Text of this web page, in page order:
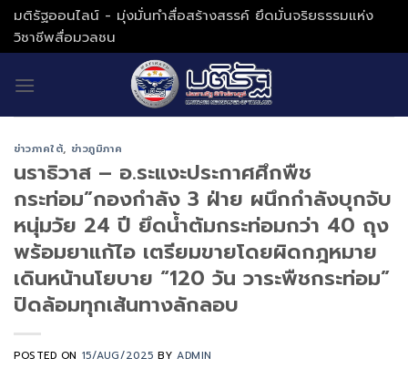
Skip
to
content
มติรัฐออนไลน์ - มุ่งมั่นทำสื่อสร้างสรรค์ ยึดมั่นจริยธรรมแห่ง
วิชาชีพสื่อมวลชน
ข่าวภาคใต้, ข่าวภูมิภาค
นราธิวาส – อ.ระแงะประกาศศึกพืช
กระท่อม”กองกำลัง 3 ฝ่าย ผนึกกำลังบุกจับ
หนุ่มวัย 24 ปี ยึดน้ำต้มกระท่อมกว่า 40 ถุง
พร้อมยาแก้ไอ เตรียมขายโดยผิดกฎหมาย
เดินหน้านโยบาย “120 วัน วาระพืชกระท่อม”
ปิดล้อมทุกเส้นทางลักลอบ
POSTED ON 15/AUG/2025 BYADMIN